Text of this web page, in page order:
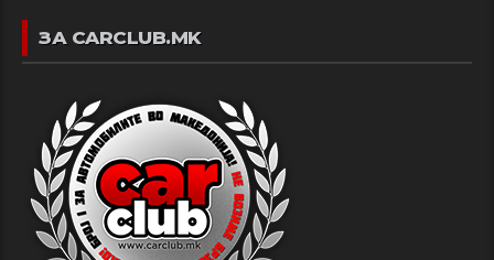
ЗА CARCLUB.MK